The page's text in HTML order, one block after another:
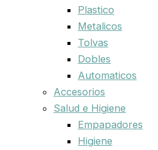
Plastico
Metalicos
Tolvas
Dobles
Automaticos
Accesorios
Salud e Higiene
Empapadores
Higiene